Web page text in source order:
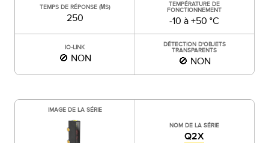
TEMPS DE RÉPONSE (ΜS)
250
TEMPÉRATURE DE
FONCTIONNEMENT
-10 à +50 °C
IO-LINK
🚫 NON
DÉTECTION D'OBJETS
TRANSPARENTS
🚫 NON
IMAGE DE LA SÉRIE
NOM DE LA SÉRIE
Q2X